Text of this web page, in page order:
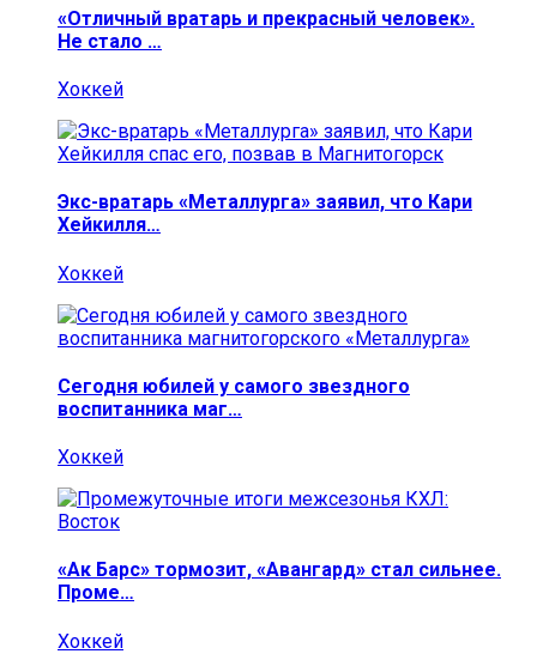
«Отличный вратарь и прекрасный человек».
Не стало …
Хоккей
Экс-вратарь «Металлурга» заявил, что Кари
Хейкилля…
Хоккей
Сегодня юбилей у самого звездного
воспитанника маг…
Хоккей
«Ак Барс» тормозит, «Авангард» стал сильнее.
Проме…
Хоккей